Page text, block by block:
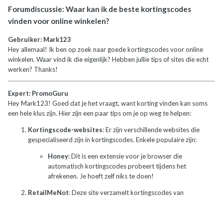
Forumdiscussie: Waar kan ik de beste kortingscodes
vinden voor online winkelen?
Gebruiker: Mark123
Hey allemaal! Ik ben op zoek naar goede kortingscodes voor online
winkelen. Waar vind ik die eigenlijk? Hebben jullie tips of sites die echt
werken? Thanks!
Expert: PromoGuru
Hey Mark123! Goed dat je het vraagt, want korting vinden kan soms
een hele klus zijn. Hier zijn een paar tips om je op weg te helpen:
Kortingscode-websites: Er zijn verschillende websites die
gespecialiseerd zijn in kortingscodes. Enkele populaire zijn:
Honey: Dit is een extensie voor je browser die
automatisch kortingscodes probeert tijdens het
afrekenen. Je hoeft zelf niks te doen!
RetailMeNot: Deze site verzamelt kortingscodes van